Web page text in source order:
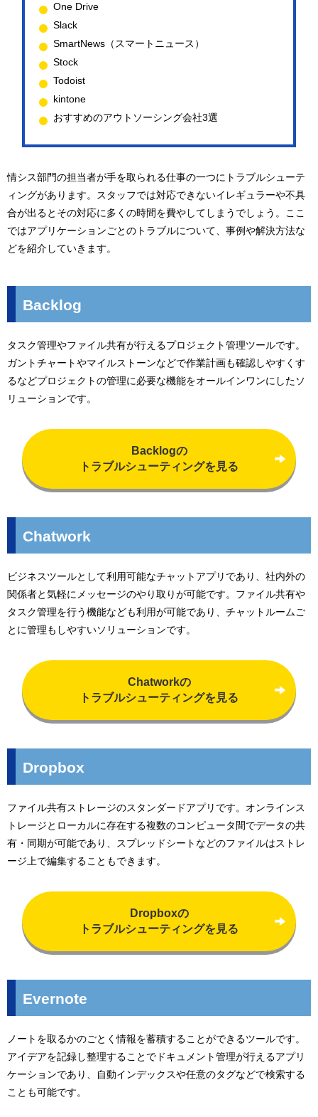
One Drive
Slack
SmartNews（スマートニュース）
Stock
Todoist
kintone
おすすめのアウトソーシング会社3選
情シス部門の担当者が手を取られる仕事の一つにトラブルシューテ
ィングがあります。スタッフでは対応できないイレギュラーや不具
合が出るとその対応に多くの時間を費やしてしまうでしょう。ここ
ではアプリケーションごとのトラブルについて、事例や解決方法な
どを紹介していきます。
Backlog
タスク管理やファイル共有が行えるプロジェクト管理ツールです。
ガントチャートやマイルストーンなどで作業計画も確認しやすくす
るなどプロジェクトの管理に必要な機能をオールインワンにしたソ
リューションです。
Backlogの
トラブルシューティングを見る
Chatwork
ビジネスツールとして利用可能なチャットアプリであり、社内外の
関係者と気軽にメッセージのやり取りが可能です。ファイル共有や
タスク管理を行う機能なども利用が可能であり、チャットルームご
とに管理もしやすいソリューションです。
Chatworkの
トラブルシューティングを見る
Dropbox
ファイル共有ストレージのスタンダードアプリです。オンラインス
トレージとローカルに存在する複数のコンピュータ間でデータの共
有・同期が可能であり、スプレッドシートなどのファイルはストレ
ージ上で編集することもできます。
Dropboxの
トラブルシューティングを見る
Evernote
ノートを取るかのごとく情報を蓄積することができるツールです。
アイデアを記録し整理することでドキュメント管理が行えるアプリ
ケーションであり、自動インデックスや任意のタグなどで検索する
ことも可能です。